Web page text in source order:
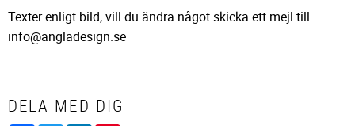
Texter enligt bild, vill du ändra något skicka ett mejl till
info@angladesign.se
DELA MED DIG